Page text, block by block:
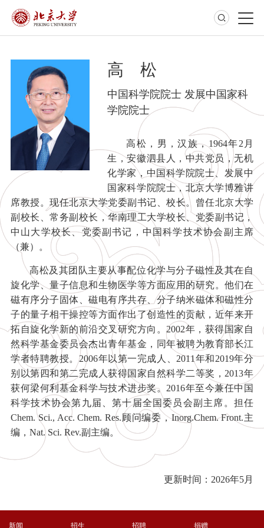
高 松
中国科学院院士 发展中国家科
学院院士
高松，男，汉族，1964年2月
生，安徽泗县人，中共党员，无机
化学家，中国科学院院士、发展中
国家科学院院士，北京大学博雅讲
席教授。现任北京大学党委副书记、校长。曾任北京大学
副校长、常务副校长，华南理工大学校长、党委副书记，
中山大学校长、党委副书记，中国科学技术协会副主席
（兼）。
高松及其团队主要从事配位化学与分子磁性及其在自
旋化学、量子信息和生物医学等方面应用的研究。他们在
磁有序分子固体、磁电有序共存、分子纳米磁体和磁性分
子的量子相干操控等方面作出了创造性的贡献，近年来开
拓自旋化学新的前沿交叉研究方向。2002年，获得国家自
然科学基金委员会杰出青年基金，同年被聘为教育部长江
学者特聘教授。2006年以第一完成人、2011年和2019年分
别以第四和第二完成人获得国家自然科学二等奖，2013年
获何梁何利基金科学与技术进步奖。2016年至今兼任中国
科学技术协会第九届、第十届全国委员会副主席。担任
Chem. Sci., Acc. Chem. Res.顾问编委，Inorg.Chem. Front.主
编，Nat. Sci. Rev.副主编。
更新时间：2026年5月
新闻 招生 招聘 捐赠